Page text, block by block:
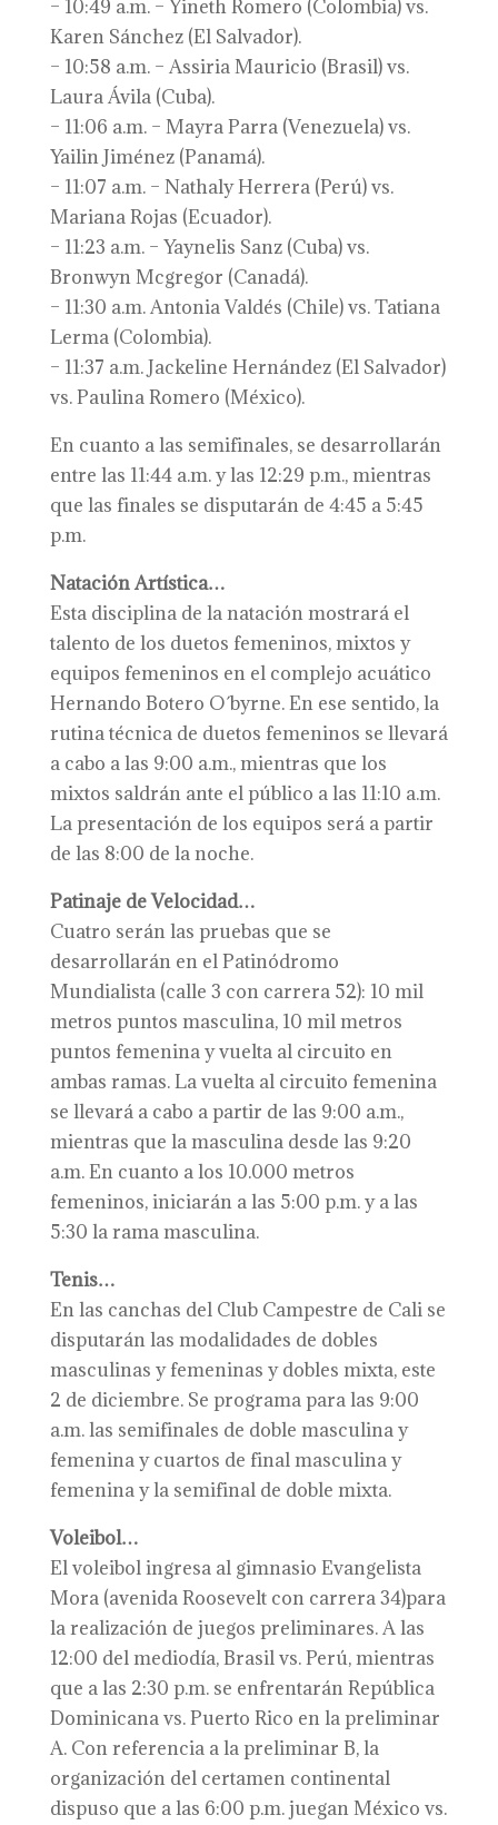
– 10:49 a.m. – Yineth Romero (Colombia) vs.
Karen Sánchez (El Salvador).
– 10:58 a.m. – Assiria Mauricio (Brasil) vs.
Laura Ávila (Cuba).
– 11:06 a.m. – Mayra Parra (Venezuela) vs.
Yailin Jiménez (Panamá).
– 11:07 a.m. – Nathaly Herrera (Perú) vs.
Mariana Rojas (Ecuador).
– 11:23 a.m. – Yaynelis Sanz (Cuba) vs.
Bronwyn Mcgregor (Canadá).
– 11:30 a.m. Antonia Valdés (Chile) vs. Tatiana
Lerma (Colombia).
– 11:37 a.m. Jackeline Hernández (El Salvador)
vs. Paulina Romero (México).
En cuanto a las semifinales, se desarrollarán
entre las 11:44 a.m. y las 12:29 p.m., mientras
que las finales se disputarán de 4:45 a 5:45
p.m.
Natación Artística…
Esta disciplina de la natación mostrará el
talento de los duetos femeninos, mixtos y
equipos femeninos en el complejo acuático
Hernando Botero O´byrne. En ese sentido, la
rutina técnica de duetos femeninos se llevará
a cabo a las 9:00 a.m., mientras que los
mixtos saldrán ante el público a las 11:10 a.m.
La presentación de los equipos será a partir
de las 8:00 de la noche.
Patinaje de Velocidad…
Cuatro serán las pruebas que se
desarrollarán en el Patinódromo
Mundialista (calle 3 con carrera 52): 10 mil
metros puntos masculina, 10 mil metros
puntos femenina y vuelta al circuito en
ambas ramas. La vuelta al circuito femenina
se llevará a cabo a partir de las 9:00 a.m.,
mientras que la masculina desde las 9:20
a.m. En cuanto a los 10.000 metros
femeninos, iniciarán a las 5:00 p.m. y a las
5:30 la rama masculina.
Tenis…
En las canchas del Club Campestre de Cali se
disputarán las modalidades de dobles
masculinas y femeninas y dobles mixta, este
2 de diciembre. Se programa para las 9:00
a.m. las semifinales de doble masculina y
femenina y cuartos de final masculina y
femenina y la semifinal de doble mixta.
Voleibol…
El voleibol ingresa al gimnasio Evangelista
Mora (avenida Roosevelt con carrera 34)para
la realización de juegos preliminares. A las
12:00 del mediodía, Brasil vs. Perú, mientras
que a las 2:30 p.m. se enfrentarán República
Dominicana vs. Puerto Rico en la preliminar
A. Con referencia a la preliminar B, la
organización del certamen continental
dispuso que a las 6:00 p.m. juegan México vs.